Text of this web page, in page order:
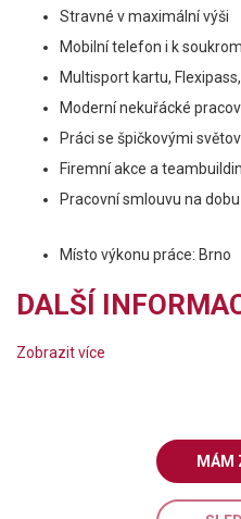
Stravné v maximální výši
Mobilní telefon i k
Multisport kartu,
Moderní nekuřácké
Práci se špičkovými
Firemní akce a
Pracovní smlouvu na
Místo výkonu práce: Brno
DALŠÍ
Zobrazit více
MÁM